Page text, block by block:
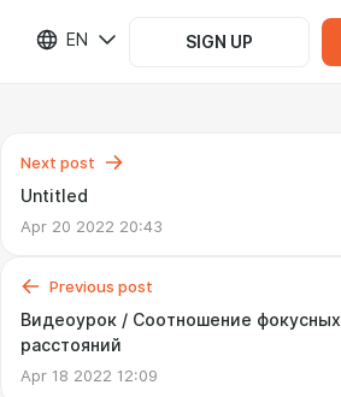
EN SIGN UP
Next post
Untitled
Apr 20 2022 20:43
Previous post
Видеоурок / Соотношение фокусных
расстояний
Apr 18 2022 12:09